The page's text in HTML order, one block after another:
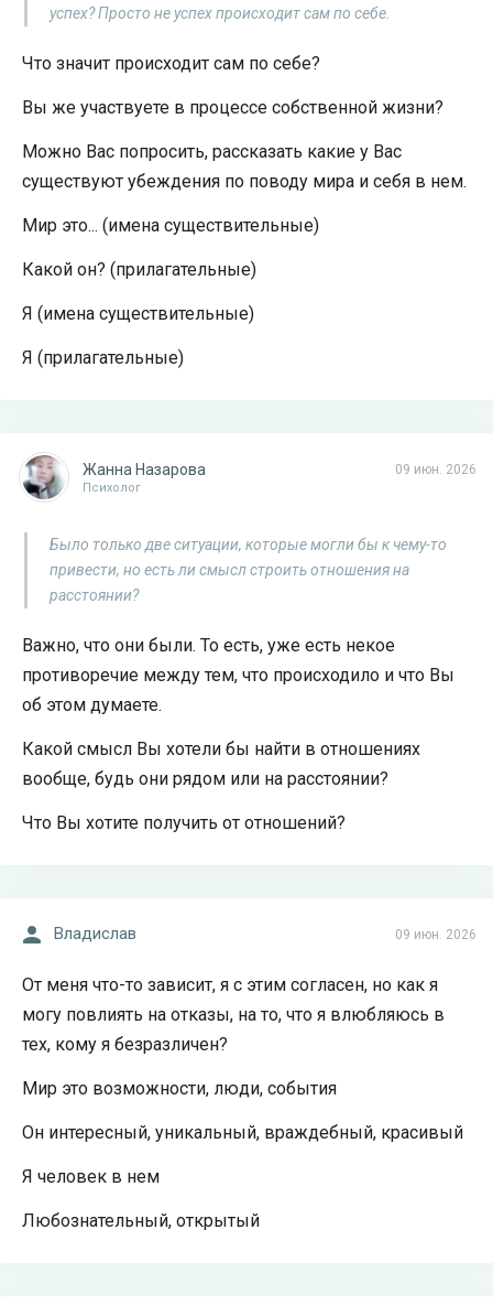
успех? Просто не успех происходит сам по себе.
Что значит происходит сам по себе?
Вы же участвуете в процессе собственной жизни?
Можно Вас попросить, рассказать какие у Вас
существуют убеждения по поводу мира и себя в нем.
Мир это... (имена существительные)
Какой он? (прилагательные)
Я (имена существительные)
Я (прилагательные)
09 июн. 2026
Жанна Назарова
Психолог
Было только две ситуации, которые могли бы к чему-то
привести, но есть ли смысл строить отношения на
расстоянии?
Важно, что они были. То есть, уже есть некое
противоречие между тем, что происходило и что Вы
об этом думаете.
Какой смысл Вы хотели бы найти в отношениях
вообще, будь они рядом или на расстоянии?
Что Вы хотите получить от отношений?
09 июн. 2026
Владислав
От меня что-то зависит, я с этим согласен, но как я
могу повлиять на отказы, на то, что я влюбляюсь в
тех, кому я безразличен?
Мир это возможности, люди, события
Он интересный, уникальный, враждебный, красивый
Я человек в нем
Любознательный, открытый